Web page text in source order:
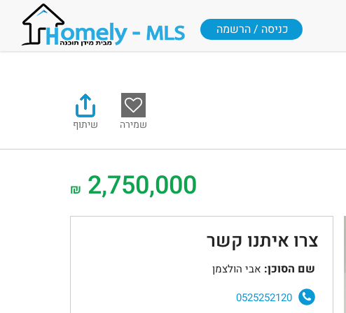
כניסה / הרשמה
שמירה שיתוף
2,750,000
₪
צרו איתנו קשר
שם הסוכן: אבי הולצמן
0525252120